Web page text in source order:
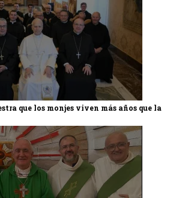
que los monjes viven más años que la